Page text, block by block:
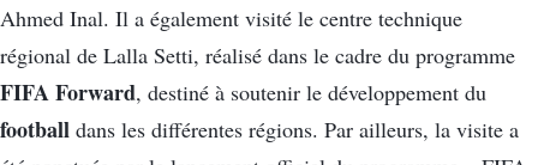
Ahmed Inal. Il a également visité le centre technique
régional de Lalla Setti, réalisé dans le cadre du programme
FIFA Forward, destiné à soutenir le développement du
football dans les différentes régions. Par ailleurs, la visite a